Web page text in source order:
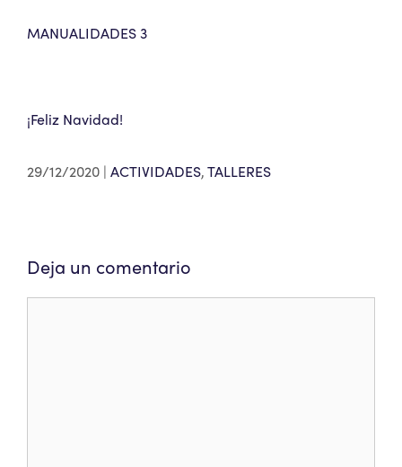
MANUALIDADES 3
¡Feliz Navidad!
29/12/2020 ACTIVIDADES,TALLERES
Deja un comentario